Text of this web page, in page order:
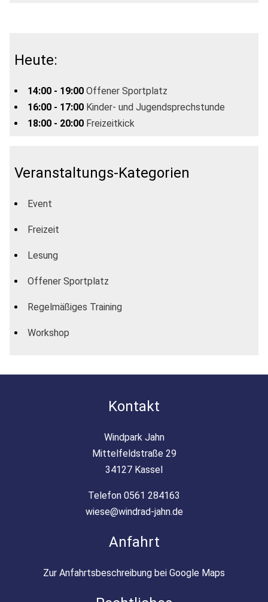
Heute:
14:00 - 19:00 Offener Sportplatz
16:00 - 17:00 Kinder- und Jugendsprechstunde
18:00 - 20:00 Freizeitkick
Veranstaltungs-Kategorien
Event
Freizeit
Lesung
Offener Sportplatz
Regelmäßiges Training
Workshop
Kontakt
Windpark Jahn
Mittelfeldstraße 29
34127 Kassel
Telefon 0561 284163
wiese@windrad-jahn.de
Anfahrt
Zur Anfahrtsbeschreibung bei Google Maps